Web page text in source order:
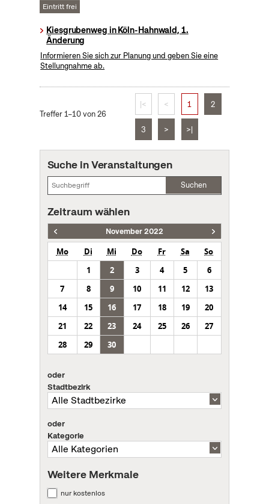
Eintritt frei
Kiesgrubenweg in Köln-Hahnwald, 1.
Änderung
Informieren Sie sich zur Planung und geben Sie eine
Stellungnahme ab.
Treffer 1–10 von 26
|< < 1 2
3 > >|
Suche in Veranstaltungen
Suchen
Zeitraum wählen
November 2022
Mo Di Mi Do Fr Sa
So
1
2 3 4 5
6
7
8 9 10 11 12
13
14
15 16 17 18 19
20
21
22 23 24 25 26
27
28
29 30
oder
Stadtbezirk
oder
Kategorie
Weitere Merkmale
nur kostenlos